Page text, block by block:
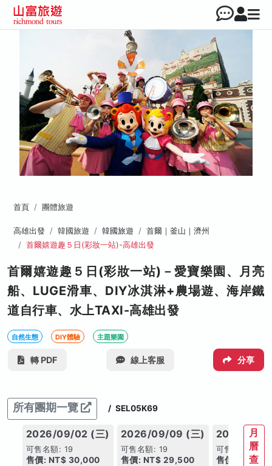
首頁 團體旅遊
高雄出發 韓國旅遊 韓國旅遊
首爾｜釜山｜濟州
首爾嬉遊趣５日(彩妝一站)-高雄出發
首爾嬉遊趣５日(彩妝一站)－愛寶樂園、月亮
船、LUGE滑車、DIY冰淇淋+農場遊、海岸鐵
道自行車、水上TAXI-高雄出發
自然生態 DIY體驗 主題樂園
轉 PDF 線上客服 分享
所有團期一覽 / SEL05K69
2026/09/02 (三)
可售名額: 19
售價: NT$ 30,000
2026/09/09 (三)
可售名額: 19
售價: NT$ 29,500
2026/09/
可售名額: 19
售價: NT$
月
曆
查